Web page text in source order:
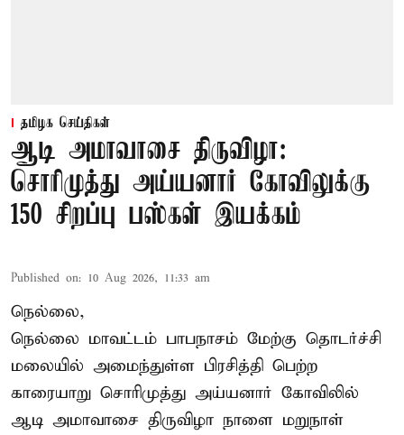
தமிழக செய்திகள்
ஆடி அமாவாசை திருவிழா:
சொரிமுத்து அய்யனார் கோவிலுக்கு
150 சிறப்பு பஸ்கள் இயக்கம்
Published on: 10 Aug 2026, 11:33 am
நெல்லை,
நெல்லை மாவட்டம் பாபநாசம் மேற்கு தொடர்ச்சி
மலையில் அமைந்துள்ள பிரசித்தி பெற்ற
காரையாறு சொரிமுத்து அய்யனார் கோவிலில்
ஆடி அமாவாசை திருவிழா நாளை மறுநாள்